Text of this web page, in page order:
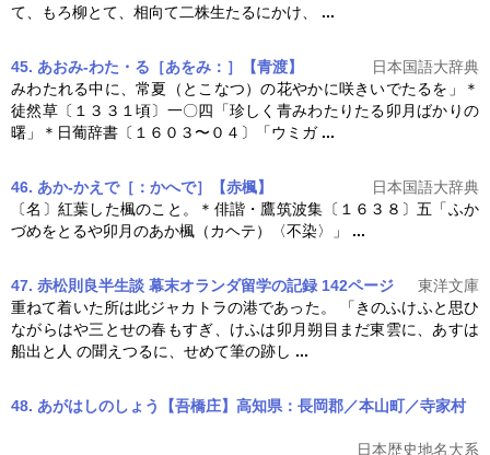
て、もろ柳とて、相向て二株生たるにかけ、 ...
45. あおみ‐わた・る［あをみ：］【青渡】
日本国語大辞典
みわたれる中に、常夏（とこなつ）の花やかに咲きいでたるを」＊
徒然草〔１３３１頃〕一〇四「珍しく青みわたりたる卯月 ばかりの
曙」＊日葡辞書〔１６０３〜０４〕「ウミガ ...
46. あか‐かえで［：かへで］【赤楓】
日本国語大辞典
〔名〕紅葉した楓のこと。＊俳諧・鷹筑波集〔１６３８〕五「ふか
づめをとるや卯月のあか楓（カヘテ）〈不染〉」 ...
47. 赤松則良半生談 幕末オランダ留学の記録 142ページ
東洋文庫
重ねて着いた所は此ジャカトラの港であった。 「きのふけふと思ひ
ながらはや三とせの春もすぎ、けふは卯月朔目まだ東雲に、あすは
船出と人 の聞えつるに、せめて筆の跡し ...
48. あがはしのしょう【吾橋庄】高知県：長岡郡／本山町／寺家村
日本歴史地名大系